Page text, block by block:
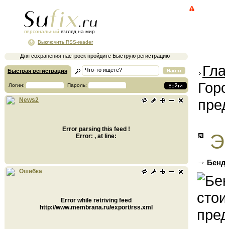
персональный взгляд на мир
Для сохранения настроек пройдите Быструю регистрацию
Выключить RSS-reader
Быстрая регистрация
Логин: Пароль:
News2
Error parsing this feed !
Error: , at line:
Ошибка
Error while retriving feed
http://www.membrana.ru/export/rss.xml